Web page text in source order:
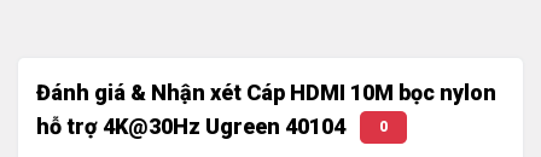
Hỗ Trợ Video, âm thanh : 32 Kênh Audio tần số
1536Khz,trình chiếu 3D, tỷ lệ 21:9 , ARC
Đánh giá & Nhận xét Cáp HDMI 10M bọc nylon
hỗ trợ 4K@30Hz Ugreen 40104
0